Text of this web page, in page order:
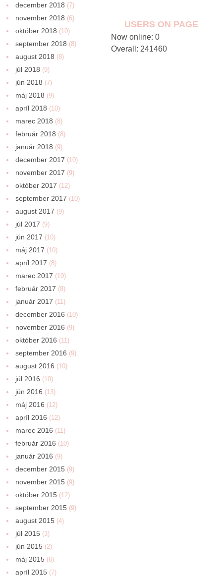
december 2018 (7)
november 2018 (6)
október 2018 (10)
september 2018 (8)
august 2018 (8)
júl 2018 (9)
jún 2018 (7)
máj 2018 (9)
apríl 2018 (10)
marec 2018 (8)
február 2018 (8)
január 2018 (9)
december 2017 (10)
november 2017 (9)
október 2017 (12)
september 2017 (10)
august 2017 (9)
júl 2017 (9)
jún 2017 (10)
máj 2017 (10)
apríl 2017 (8)
marec 2017 (10)
február 2017 (8)
január 2017 (11)
december 2016 (10)
november 2016 (9)
október 2016 (11)
september 2016 (9)
august 2016 (10)
júl 2016 (10)
jún 2016 (13)
máj 2016 (12)
apríl 2016 (12)
marec 2016 (11)
február 2016 (10)
január 2016 (9)
december 2015 (9)
november 2015 (9)
október 2015 (12)
september 2015 (9)
august 2015 (4)
júl 2015 (3)
jún 2015 (2)
máj 2015 (6)
apríl 2015 (7)
USERS ON PAGE
Now online: 0
Overall: 241460